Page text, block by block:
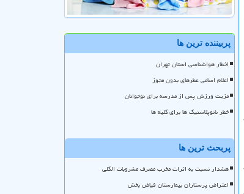
پربیننده ترین ها
اخطار هواشناسی استان تهران
اعلام اسامی عطرهای بدون مجوز
مزیت ورزش پس از مدرسه برای نوجوانان
خطر نانوپلاستیک ها برای کلیه ها
پربحث ترین ها
هشدار نسبت به اثرات مخرب مصرف مشروبات الکلی
اعتراض پرستاران بیمارستان فیاض بخش